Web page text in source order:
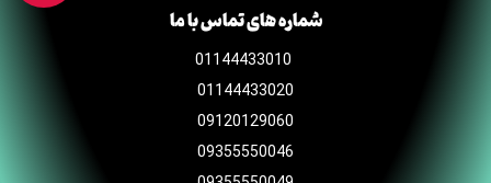
شماره های تماس با ما
01144433020
09120129060
09355550046